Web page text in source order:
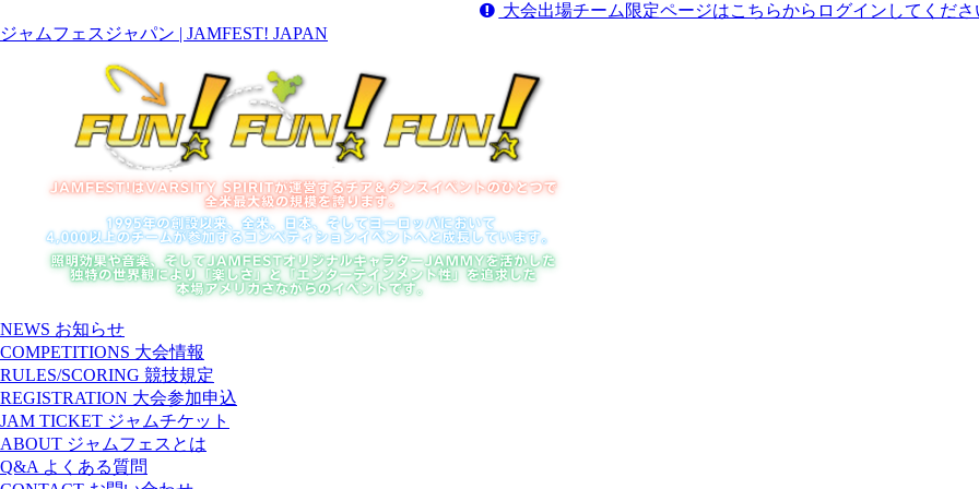
大会出場チーム限定ページはこちらからログインしてくださ
ジャムフェスジャパン | JAMFEST! JAPAN
NEWS お知らせ
COMPETITIONS 大会情報
RULES/SCORING 競技規定
REGISTRATION 大会参加申込
JAM TICKET ジャムチケット
ABOUT ジャムフェスとは
Q&A よくある質問